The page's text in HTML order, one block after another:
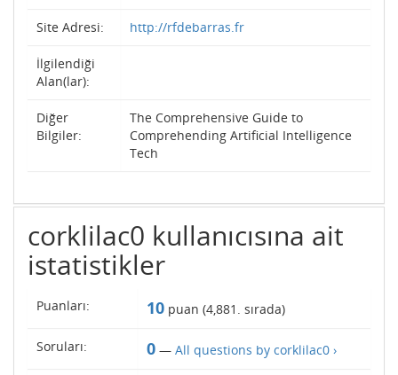
Site Adresi: http://rfdebarras.fr
İlgilendiği
Alan(lar):
Diğer
Bilgiler:
The Comprehensive Guide to
Comprehending Artificial Intelligence
Tech
corklilac0 kullanıcısına ait
istatistikler
Puanları: 10 puan (4,881 . sırada)
Soruları: 0 — All questions by corklilac0 ›